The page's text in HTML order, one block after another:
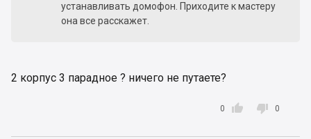
устанавливать домофон. Приходите к мастеру
она все расскажет.
2 корпус 3 парадное ? ничего не путаете?

0  0